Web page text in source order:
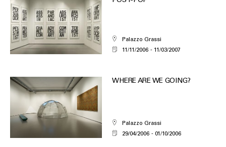
Palazzo Grassi
11/11/2006
11/03/2007
WHERE ARE WE GOING?
Palazzo Grassi
29/04/2006
01/10/2006